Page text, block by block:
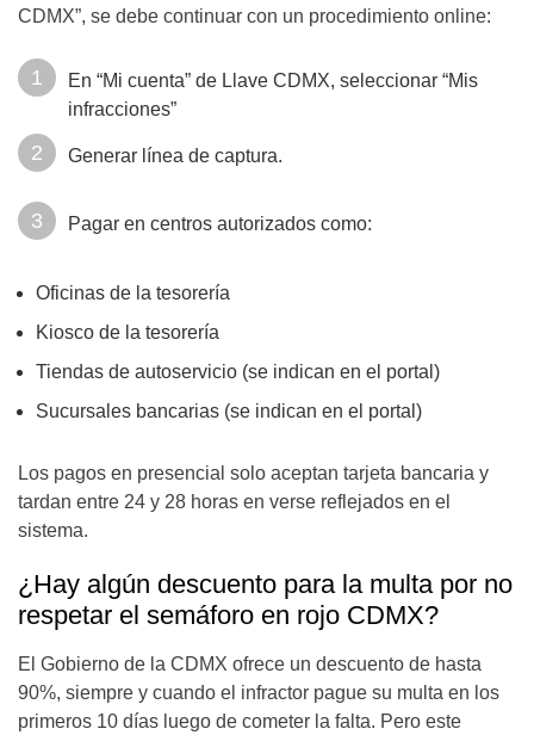
CDMX”, se debe continuar con un procedimiento online:
En “Mi cuenta” de Llave CDMX, seleccionar “Mis
infracciones”
Generar línea de captura.
Pagar en centros autorizados como:
Oficinas de la tesorería
Kiosco de la tesorería
Tiendas de autoservicio (se indican en el portal)
Sucursales bancarias (se indican en el portal)
Los pagos en presencial solo aceptan tarjeta bancaria y
tardan entre 24 y 28 horas en verse reflejados en el
sistema.
¿Hay algún descuento para la multa por no
respetar el semáforo en rojo CDMX?
El Gobierno de la CDMX ofrece un descuento de hasta
90%, siempre y cuando el infractor pague su multa en los
primeros 10 días luego de cometer la falta. Pero este